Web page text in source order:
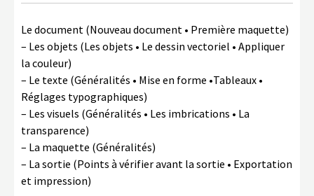
Le document (Nouveau document • Première maquette)
– Les objets (Les objets • Le dessin vectoriel • Appliquer
la couleur)
– Le texte (Généralités • Mise en forme •Tableaux •
Réglages typographiques)
– Les visuels (Généralités • Les imbrications • La
transparence)
– La maquette (Généralités)
– La sortie (Points à vérifier avant la sortie • Exportation
et impression)